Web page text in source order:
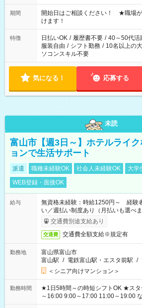
20:00 など 残業なし！ ※Wワークの場合、他のお仕事と合わせ
週40時間超の就業はご案内できませ
間以上勤務は社会保険への加入対象
（日雇い派遣の原則禁止）により、
案内が難しい場合があります
期間
開始日はご相談ください！ ★職場
けます！
特徴 日払いOK / 履歴書不要 / 40～50代活
服装自由 / シフト勤務 / 10名以上の
ソコンスキル不要
気になる！ 応募する
未読
富山市【週3日～】ホテルライ
ョンで生活サポート
派遣 職種未経験OK 社会人未経験OK 大学
WEB登録・面接OK
給与
無資格未経験：時給1250円～ 経
い／週払い制度あり（月払いも選べ
完了次第のお支払いとなります。
交通費別途支給あり
交通費 交通費全額支給※規定有
勤務地
富山県富山市
富山駅 / 電鉄富山駅・エスタ前駅 /
＜シニア向けマンション＞
勤務時間
★1日5時間～の時短シフトOK ★スタート時間選べます！ 7:00
～16:00 9:00～17:00 11:00～19:00 など 残
の場合、他のお仕事と合わせ週40時